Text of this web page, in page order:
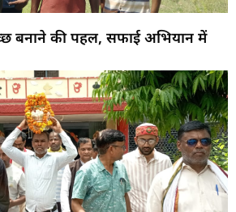
बनाने की पहल, सफाई अभियान में